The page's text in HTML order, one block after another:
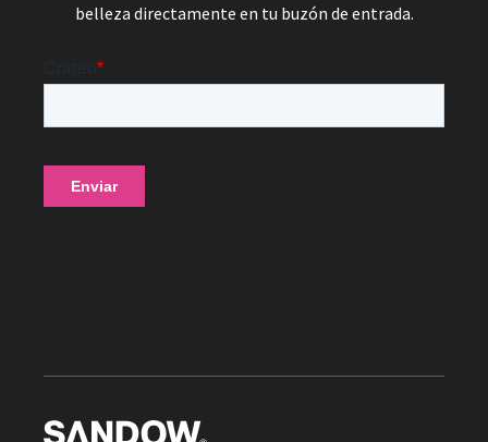
belleza directamente en tu buzón de entrada.